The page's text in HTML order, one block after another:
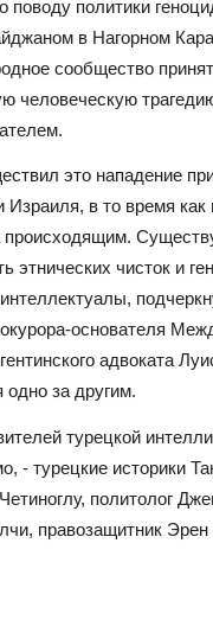
поводу политики
в Нагорном
сообщество
человеческую
это нападение
Израиля, в то время как
этнических чисток и
основателя
адвоката
за другим.
турецкой
- турецкие историки
политолог
правозащитник Эрен